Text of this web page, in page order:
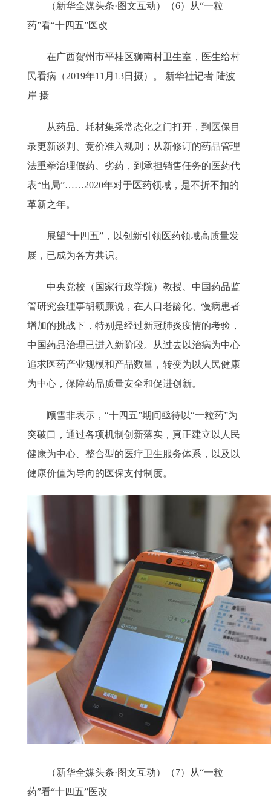
（新华全媒头条·图文互动）（6）从“一粒
药”看“十四五”医改
在广西贺州市平桂区狮南村卫生室，医生给村
民看病（2019年11月13日摄）。 新华社记者 陆波
岸 摄
从药品、耗材集采常态化之门打开，到医保目
录更新谈判、竞价准入规则；从新修订的药品管理
法重拳治理假药、劣药，到承担销售任务的医药代
表“出局”……2020年对于医药领域，是不折不扣的
革新之年。
展望“十四五”，以创新引领医药领域高质量发
展，已成为各方共识。
中央党校（国家行政学院）教授、中国药品监
管研究会理事胡颖廉说，在人口老龄化、慢病患者
增加的挑战下，特别是经过新冠肺炎疫情的考验，
中国药品治理已进入新阶段。从过去以治病为中心
追求医药产业规模和产品数量，转变为以人民健康
为中心，保障药品质量安全和促进创新。
顾雪非表示，“十四五”期间亟待以“一粒药”为
突破口，通过各项机制创新落实，真正建立以人民
健康为中心、整合型的医疗卫生服务体系，以及以
健康价值为导向的医保支付制度。
（新华全媒头条·图文互动）（7）从“一粒
药”看“十四五”医改